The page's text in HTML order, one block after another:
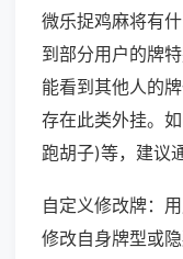
微乐捉鸡麻将有
到部分用户的牌
能看到其他人的
存在此类外挂。
跑胡子)等，建议
自定义修改牌：
修改自身牌型或